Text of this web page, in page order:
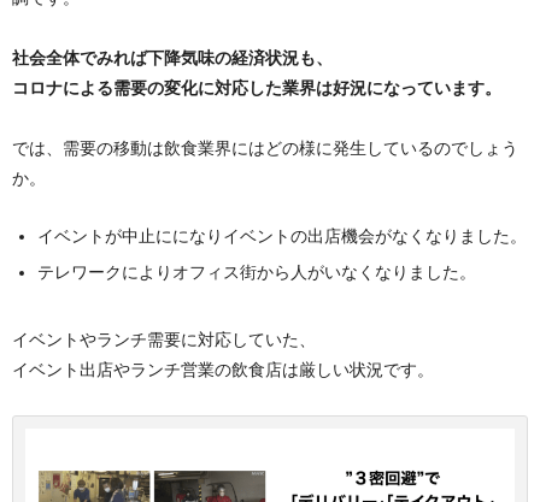
社会全体でみれば下降気味の経済状況も、
コロナによる需要の変化に対応した業界は好況になっています。
では、需要の移動は飲食業界にはどの様に発生しているのでしょう
か。
イベントが中止にになりイベントの出店機会がなくなりました。
テレワークによりオフィス街から人がいなくなりました。
イベントやランチ需要に対応していた、
イベント出店やランチ営業の飲食店は厳しい状況です。